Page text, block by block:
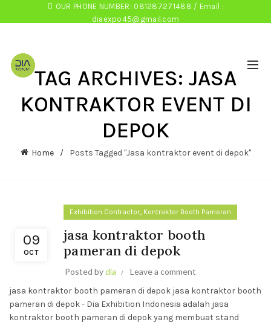
OUR PHONE NUMBER: 081287271488 / Email :
diaexpo45@gmail.com
TAG ARCHIVES: JASA
KONTRAKTOR EVENT DI
DEPOK
Home Posts Tagged "Jasa kontraktor event di depok"
09
OCT
Exhibition Contractor, Kontraktor Booth Pameran
jasa kontraktor booth
pameran di depok
Posted bydia
Leave a comment
jasa kontraktor booth pameran di depok jasa kontraktor booth
pameran di depok - Dia Exhibition Indonesia adalah jasa
kontraktor booth pameran di depok yang membuat stand